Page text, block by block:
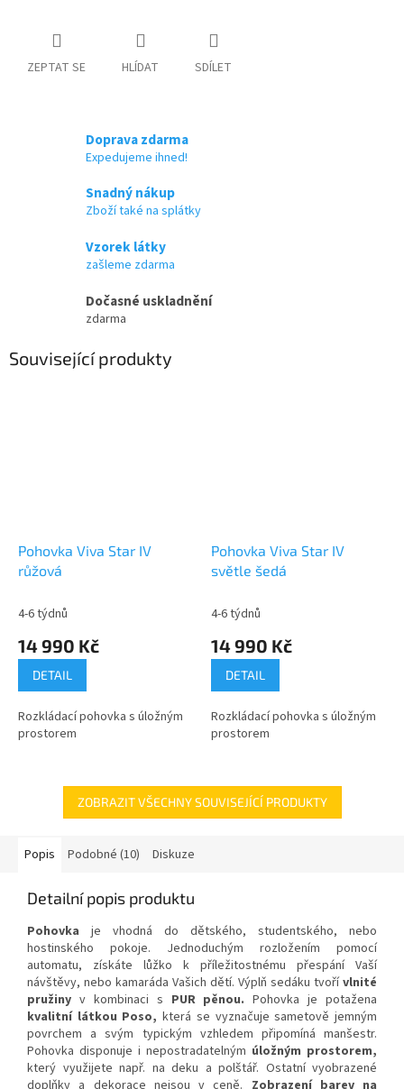
ZEPTAT SE HLÍDAT SDÍLET
Doprava zdarma
Expedujeme ihned!
Snadný nákup
Zboží také na splátky
Vzorek látky
zašleme zdarma
Dočasné uskladnění
zdarma
Související produkty
Pohovka Viva Star IV
růžová
4-6 týdnů
14 990 Kč
DETAIL
Rozkládací pohovka s úložným
prostorem
Pohovka Viva Star IV
světle šedá
4-6 týdnů
14 990 Kč
DETAIL
Rozkládací pohovka s úložným
prostorem
ZOBRAZIT VŠECHNY SOUVISEJÍCÍ PRODUKTY
Popis Podobné (10) Diskuze
Detailní popis produktu
Pohovka je vhodná do dětského, studentského, nebo
hostinského pokoje. Jednoduchým rozložením pomocí
automatu, získáte lůžko k příležitostnému přespání Vaší
návštěvy, nebo kamaráda Vašich dětí. Výplň sedáku tvořívlnité
pružiny v kombinaci s PUR pěnou. Pohovka je potažena
kvalitní látkou Poso, která se vyznačuje sametově jemným
povrchem a svým typickým vzhledem připomíná manšestr.
Pohovka disponuje i nepostradatelným úložným prostorem,
který využijete např. na deku a polštář. Ostatní vyobrazené
doplňky a dekorace nejsou v ceně. Zobrazení barev na